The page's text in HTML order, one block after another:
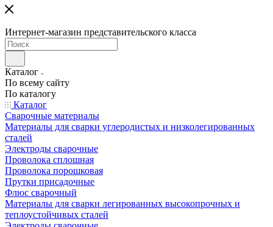
Интернет-магазин представительского класса
Каталог
По всему сайту
По каталогу
Каталог
Сварочные материалы
Материалы для сварки углеродистых и низколегированных
сталей
Электроды сварочные
Проволока сплошная
Проволока порошковая
Прутки присадочные
Флюс сварочный
Материалы для сварки легированных высокопрочных и
теплоустойчивых сталей